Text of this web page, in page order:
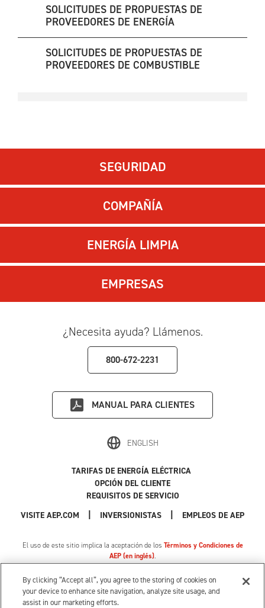
SOLICITUDES DE PROPUESTAS DE
PROVEEDORES DE ENERGÍA
SOLICITUDES DE PROPUESTAS DE
PROVEEDORES DE COMBUSTIBLE
SEGURIDAD
COMPAÑÍA
ENERGÍA LIMPIA
EMPRESAS
¿Necesita ayuda? Llámenos.
800-672-2231
MANUAL PARA CLIENTES
ENGLISH
VISITE AEP.COM INVERSIONISTAS EMPLEOS DE AEP
TARIFAS DE ENERGÍA ELÉCTRICA
OPCIÓN DEL CLIENTE
REQUISITOS DE SERVICIO
El uso de este sitio implica la aceptación de los Términos y Condiciones de
AEP (en inglés).
Política de Privacidad
| Cookie Settings
|
Sus opciones de privacidad
© 1996-2026 American Electric Power. Todos los Derechos Reservados.
By clicking “Accept all”, you agree to the storing of cookies on
your device to enhance site navigation, analyze site usage, and
assist in our marketing efforts.